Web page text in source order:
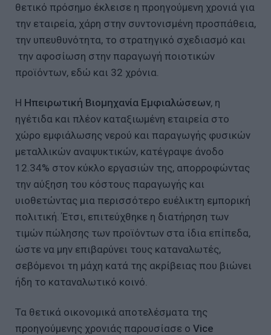
θετικό πρόσημο έκλεισε η προηγούμενη χρονιά για
την εταιρεία, χάρη στην συντονισμένη προσπάθεια,
την υπευθυνότητα, το στρατηγικό σχεδιασμό και
την αφοσίωση στην παραγωγή ποιοτικών
προϊόντων, εδώ και 32 χρόνια.
Η Ηπειρωτική Βιομηχανία Εμφιαλώσεων, η
ηγέτιδα και πλέον καταξιωμένη εταιρεία στο
χώρο εμφιάλωσης νερού και παραγωγής φυσικών
μεταλλικών αναψυκτικών, κατέγραψε άνοδο
12.34% στον κύκλο εργασιών της, απορροφώντας
την αύξηση του κόστους παραγωγής και
υιοθετώντας μια περισσότερο ευέλικτη εμπορική
πολιτική. Έτσι, επιτεύχθηκε η διατήρηση των
τιμών πώλησης των προϊόντων στα ίδια επίπεδα,
ώστε να μην επιβαρύνει τους καταναλωτές,
σεβόμενοι τη μάχη κατά της ακρίβειας που βιώνει
ήδη το καταναλωτικό κοινό.
Τα θετικά οικονομικά αποτελέσματα της
προηγούμενης χρονιάς παρουσίασε ο Vice